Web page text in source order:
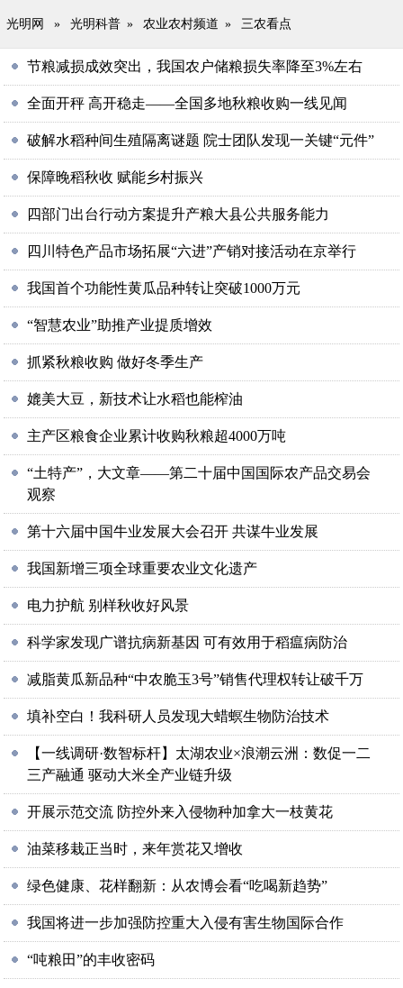
光明网 » 光明科普 » 农业农村频道 » 三农看点
节粮减损成效突出，我国农户储粮损失率降至3%左右
全面开秤 高开稳走——全国多地秋粮收购一线见闻
破解水稻种间生殖隔离谜题 院士团队发现一关键“元件”
保障晚稻秋收 赋能乡村振兴
四部门出台行动方案提升产粮大县公共服务能力
四川特色产品市场拓展“六进”产销对接活动在京举行
我国首个功能性黄瓜品种转让突破1000万元
“智慧农业”助推产业提质增效
抓紧秋粮收购 做好冬季生产
媲美大豆，新技术让水稻也能榨油
主产区粮食企业累计收购秋粮超4000万吨
“土特产”，大文章——第二十届中国国际农产品交易会
观察
第十六届中国牛业发展大会召开 共谋牛业发展
我国新增三项全球重要农业文化遗产
电力护航 别样秋收好风景
科学家发现广谱抗病新基因 可有效用于稻瘟病防治
减脂黄瓜新品种“中农脆玉3号”销售代理权转让破千万
填补空白！我科研人员发现大蜡螟生物防治技术
【一线调研·数智标杆】太湖农业×浪潮云洲：数促一二
三产融通 驱动大米全产业链升级
开展示范交流 防控外来入侵物种加拿大一枝黄花
油菜移栽正当时，来年赏花又增收
绿色健康、花样翻新：从农博会看“吃喝新趋势”
我国将进一步加强防控重大入侵有害生物国际合作
“吨粮田”的丰收密码